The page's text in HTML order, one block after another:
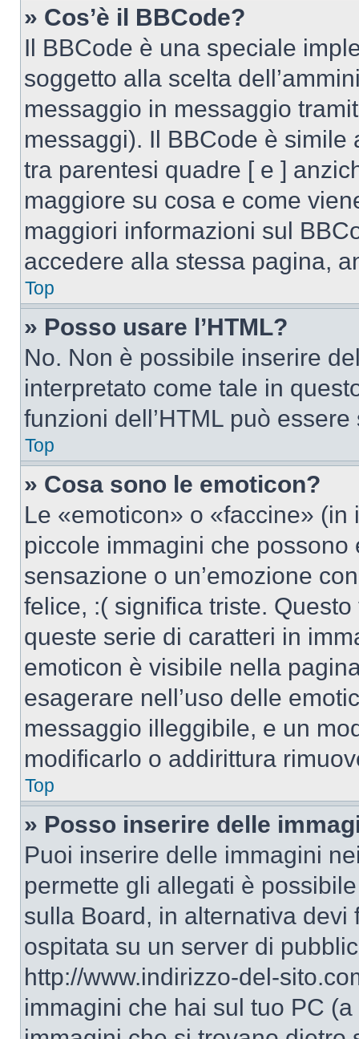
» Cos’è il BBCode?
Il BBCode è una speciale
soggetto alla scelta
messaggio in messaggio
messaggi). Il BBCode è simile
tra parentesi quadre [ e ]
maggiore su cosa e come
maggiori informazioni sul
accedere alla stessa pagina,
Top
» Posso usare l’HTML?
No. Non è possibile inserire
interpretato come tale in
funzioni dell’HTML può
Top
» Cosa sono le emoticon?
Le «emoticon» o «faccine»
piccole immagini che
sensazione o un’emozione
felice, :( significa triste.
queste serie di caratteri in
emoticon è visibile nella
esagerare nell’uso delle
messaggio illeggibile, e un
modificarlo o addirittura
Top
» Posso inserire delle
Puoi inserire delle immagini
permette gli allegati è
sulla Board, in alternativa devi
ospitata su un server di
http://www.indirizzo-del-
immagini che hai sul tuo PC